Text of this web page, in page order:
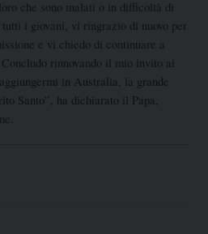
che sono malati o in difficoltà di
i giovani, vi ringrazio di nuovo per
e vi chiedo di continuare a
rinnovando il mio invito ai
in Australia, la grande
Santo”, ha dichiarato il Papa,